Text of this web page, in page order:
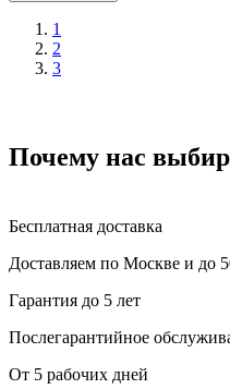
1
2
3
Почему нас
Бесплатная доставка
Доставляем по Москве и до
Гарантия до 5 лет
Послегарантийное
От 5 рабочих дней